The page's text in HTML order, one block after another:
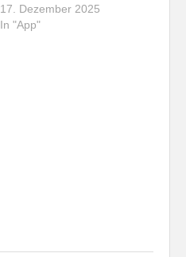
17. Dezember 2025
In "App"